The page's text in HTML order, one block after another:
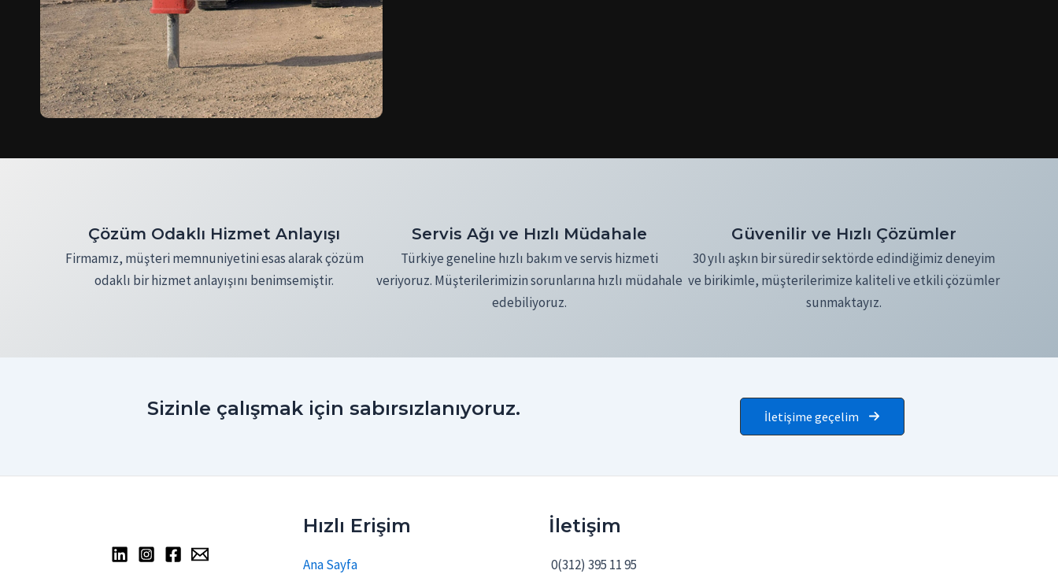
Çözüm Odaklı Hizmet Anlayışı
Firmamız, müşteri memnuniyetini esas alarak çözüm
odaklı bir hizmet anlayışını benimsemiştir.
Servis Ağı ve Hızlı Müdahale
Türkiye geneline hızlı bakım ve servis hizmeti
veriyoruz. Müşterilerimizin sorunlarına hızlı müdahale
edebiliyoruz.
Güvenilir ve Hızlı Çözümler
30 yılı aşkın bir süredir sektörde edindiğimiz deneyim
ve birikimle, müşterilerimize kaliteli ve etkili çözümler
sunmaktayız.
Sizinle çalışmak için sabırsızlanıyoruz. İletişime geçelim
Hızlı Erişim
Ana Sayfa
İletişim
0(312) 395 11 95